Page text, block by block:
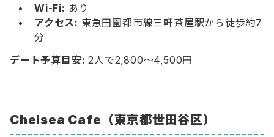
Wi-Fi: あり
アクセス: 東急田園都市線三軒茶屋駅から徒歩約7
分
デート予算目安: 2人で2,800〜4,500円
Chelsea Cafe （東京都世田谷区）